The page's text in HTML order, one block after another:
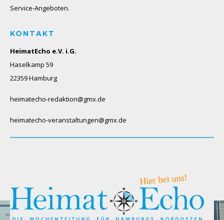
Service-Angeboten.
KONTAKT
HeimatEcho e.V. i.G.
Haselkamp 59
22359 Hamburg
heimatecho-redaktion@gmx.de
heimatecho-veranstaltungen@gmx.de